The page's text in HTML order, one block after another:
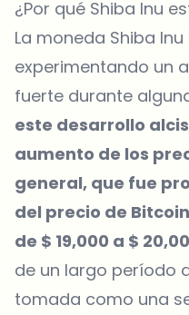
¿Por qué Shiba Inu
La moneda Shiba
experimentando un
fuerte durante
este desarrollo
aumento de los
general, que fue
del precio de Bitcoin
de $ 19,000 a $
de un largo período
tomada como una